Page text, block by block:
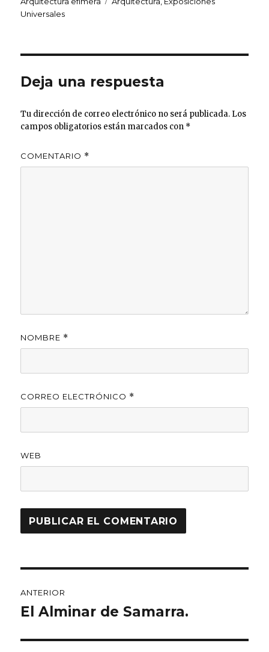
te e
o
k
s
p
e
n
re p
ti
Universales
Deja una respuesta
Tu dirección de correo electrónico no será publicada. Los
campos obligatorios están marcados con *
COMENTARIO *
NOMBRE *
CORREO ELECTRÓNICO *
WEB
de
ANTERIOR
Entrada
El Alminar de Samarra.